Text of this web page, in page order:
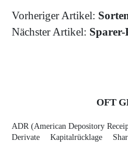
Vorheriger Artikel:
Nächster Artikel: Sparer-
OFT
ADR (American Depository
Derivate
Kapitalrücklage